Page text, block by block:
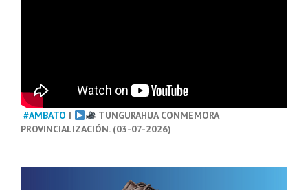
#AMBATO |
TUNGURAHUA CONMEMORA
PROVINCIALIZACIÓN. (03-07-2026)